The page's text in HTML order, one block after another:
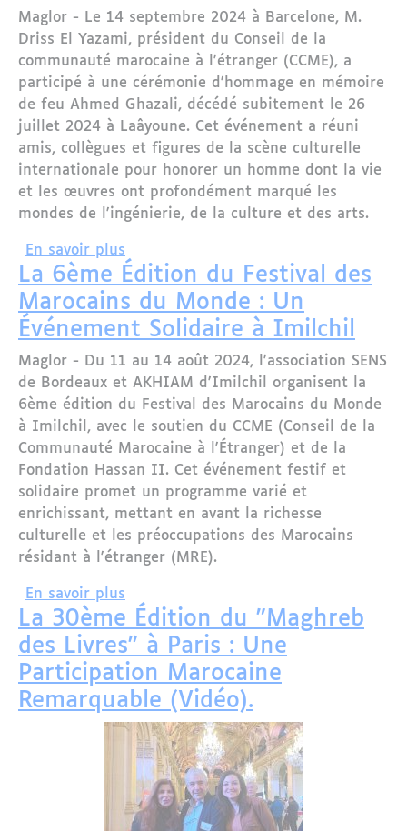
Maglor - Le 14 septembre 2024 à Barcelone, M.
Driss El Yazami, président du Conseil de la
communauté marocaine à l'étranger (CCME), a
participé à une cérémonie d'hommage en mémoire
de feu Ahmed Ghazali, décédé subitement le 26
juillet 2024 à Laâyoune. Cet événement a réuni
amis, collègues et figures de la scène culturelle
internationale pour honorer un homme dont la vie
et les œuvres ont profondément marqué les
mondes de l'ingénierie, de la culture et des arts.
En savoir plus
La 6ème Édition du Festival des
Marocains du Monde : Un
Événement Solidaire à Imilchil
Maglor - Du 11 au 14 août 2024, l'association SENS
de Bordeaux et AKHIAM d'Imilchil organisent la
6ème édition du Festival des Marocains du Monde
à Imilchil, avec le soutien du CCME (Conseil de la
Communauté Marocaine à l'Étranger) et de la
Fondation Hassan II. Cet événement festif et
solidaire promet un programme varié et
enrichissant, mettant en avant la richesse
culturelle et les préoccupations des Marocains
résidant à l'étranger (MRE).
En savoir plus
La 30ème Édition du "Maghreb
des Livres" à Paris : Une
Participation Marocaine
Remarquable (Vidéo).